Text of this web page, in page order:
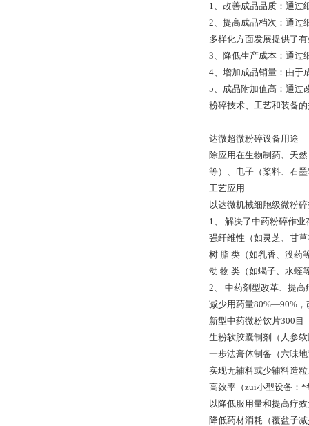
1、改善成品品质：通过
2、提高成品档次：通过
多样化方面发展提供了
3、降低生产成本：通过
4、增加成品销量：由于
5、成品附加值高：通过
粉碎技术、工艺和装备
达微超微粉碎设备用途
除应用在生物制药、天
等）、电子（桨料、石
工艺应用
以达微机械细胞级微粉
1、 解决了中药粉碎作业
强纤维性（如灵芝、
树 脂 类（如乳香、没
动 物 类（如蝎子、水
2、 中药剂型改革、提
减少用药量80%—90%，
新型中药微粉饮
生粉软胶囊制剂（人参
一步法膏体制备（六
实现无辅料或少辅料
高效率（zui小型设备：*
以降低服用量和提高疗
降低药材消耗（覆盆子